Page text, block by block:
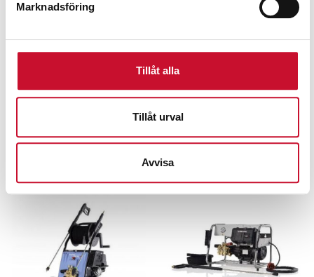
Marknadsföring
Tillåt alla
Tillåt urval
Avvisa
Hetvattentvätt Therm
1200 RP Kränzle
Exkl. moms
högtryckstvätt Petro
39,500.00kr Exkl. moms